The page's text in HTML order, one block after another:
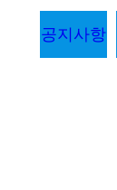
공지사항